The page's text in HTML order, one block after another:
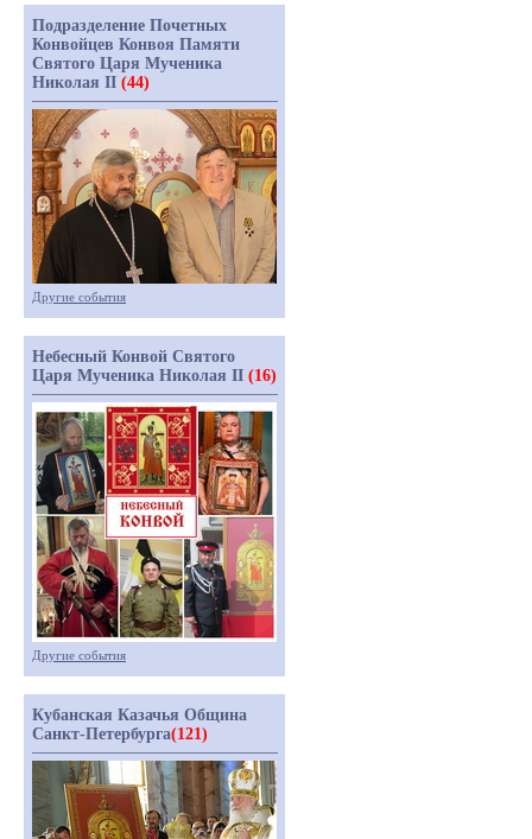
Подразделение Почетных
Конвойцев Конвоя Памяти
Святого Царя Мученика
Николая II (44)
Другие события
Небесный Конвой Святого
Царя Мученика Николая II (16)
Другие события
Кубанская Казачья Община
Санкт-Петербурга(121)